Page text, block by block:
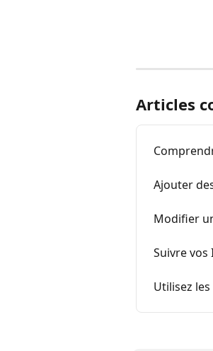
Articles
Ajouter
Modifier
Suivre vos
Utilisez